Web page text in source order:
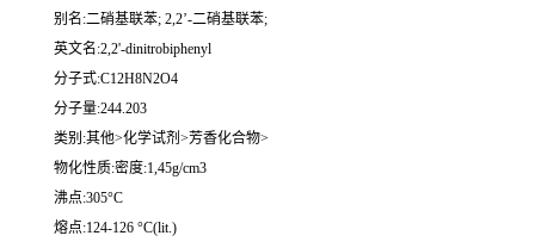
别名:二硝基联苯; 2,2’-二硝基联苯;
英文名:2,2'-dinitrobiphenyl
分子式:C12H8N2O4
分子量:244.203
类别:其他>化学试剂>芳香化合物>
物化性质:密度:1,45g/cm3
沸点:305°C
熔点:124-126 °C(lit.)